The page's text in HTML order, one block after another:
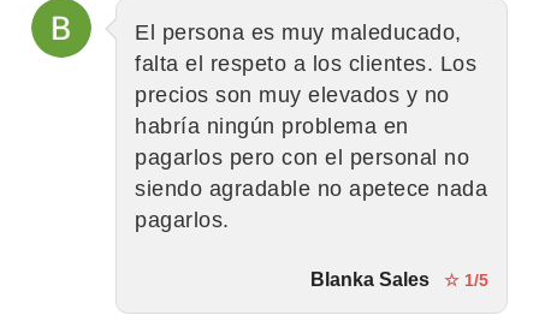
El persona es muy maleducado,
falta el respeto a los clientes. Los
precios son muy elevados y no
habría ningún problema en
pagarlos pero con el personal no
siendo agradable no apetece nada
pagarlos.
Blanka Sales ☆ 1/5